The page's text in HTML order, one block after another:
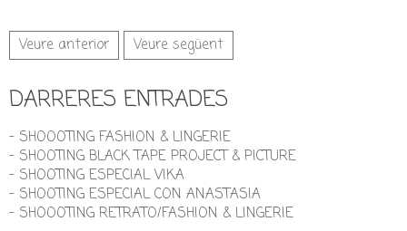
Veure anterior Veure següent
DARRERES ENTRADES
- SHOOOTING FASHION & LINGERIE
- SHOOTING BLACK TAPE PROJECT & PICTURE
- SHOOTING ESPECIAL VIKA
- SHOOTING ESPECIAL CON ANASTASIA
- SHOOOTING RETRATO/FASHION & LINGERIE